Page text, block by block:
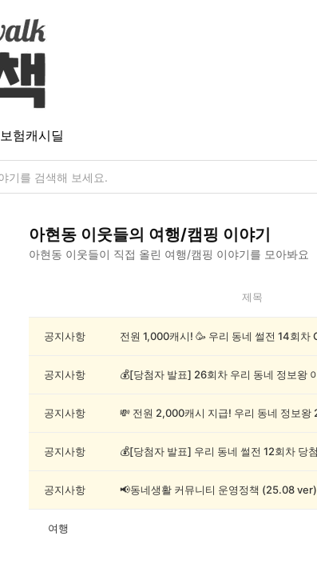
보험캐시딜
아현동 이웃들의 여행/캠핑 이야기
아현동 이웃들이 직접 올린 여행/캠핑 이야기를 모아봐요
동
제목
공지사항
공지사항
공지사항
공지사항
공지사항 📢동네생활 커뮤니티 운영정책 (25.08 ver)
여행